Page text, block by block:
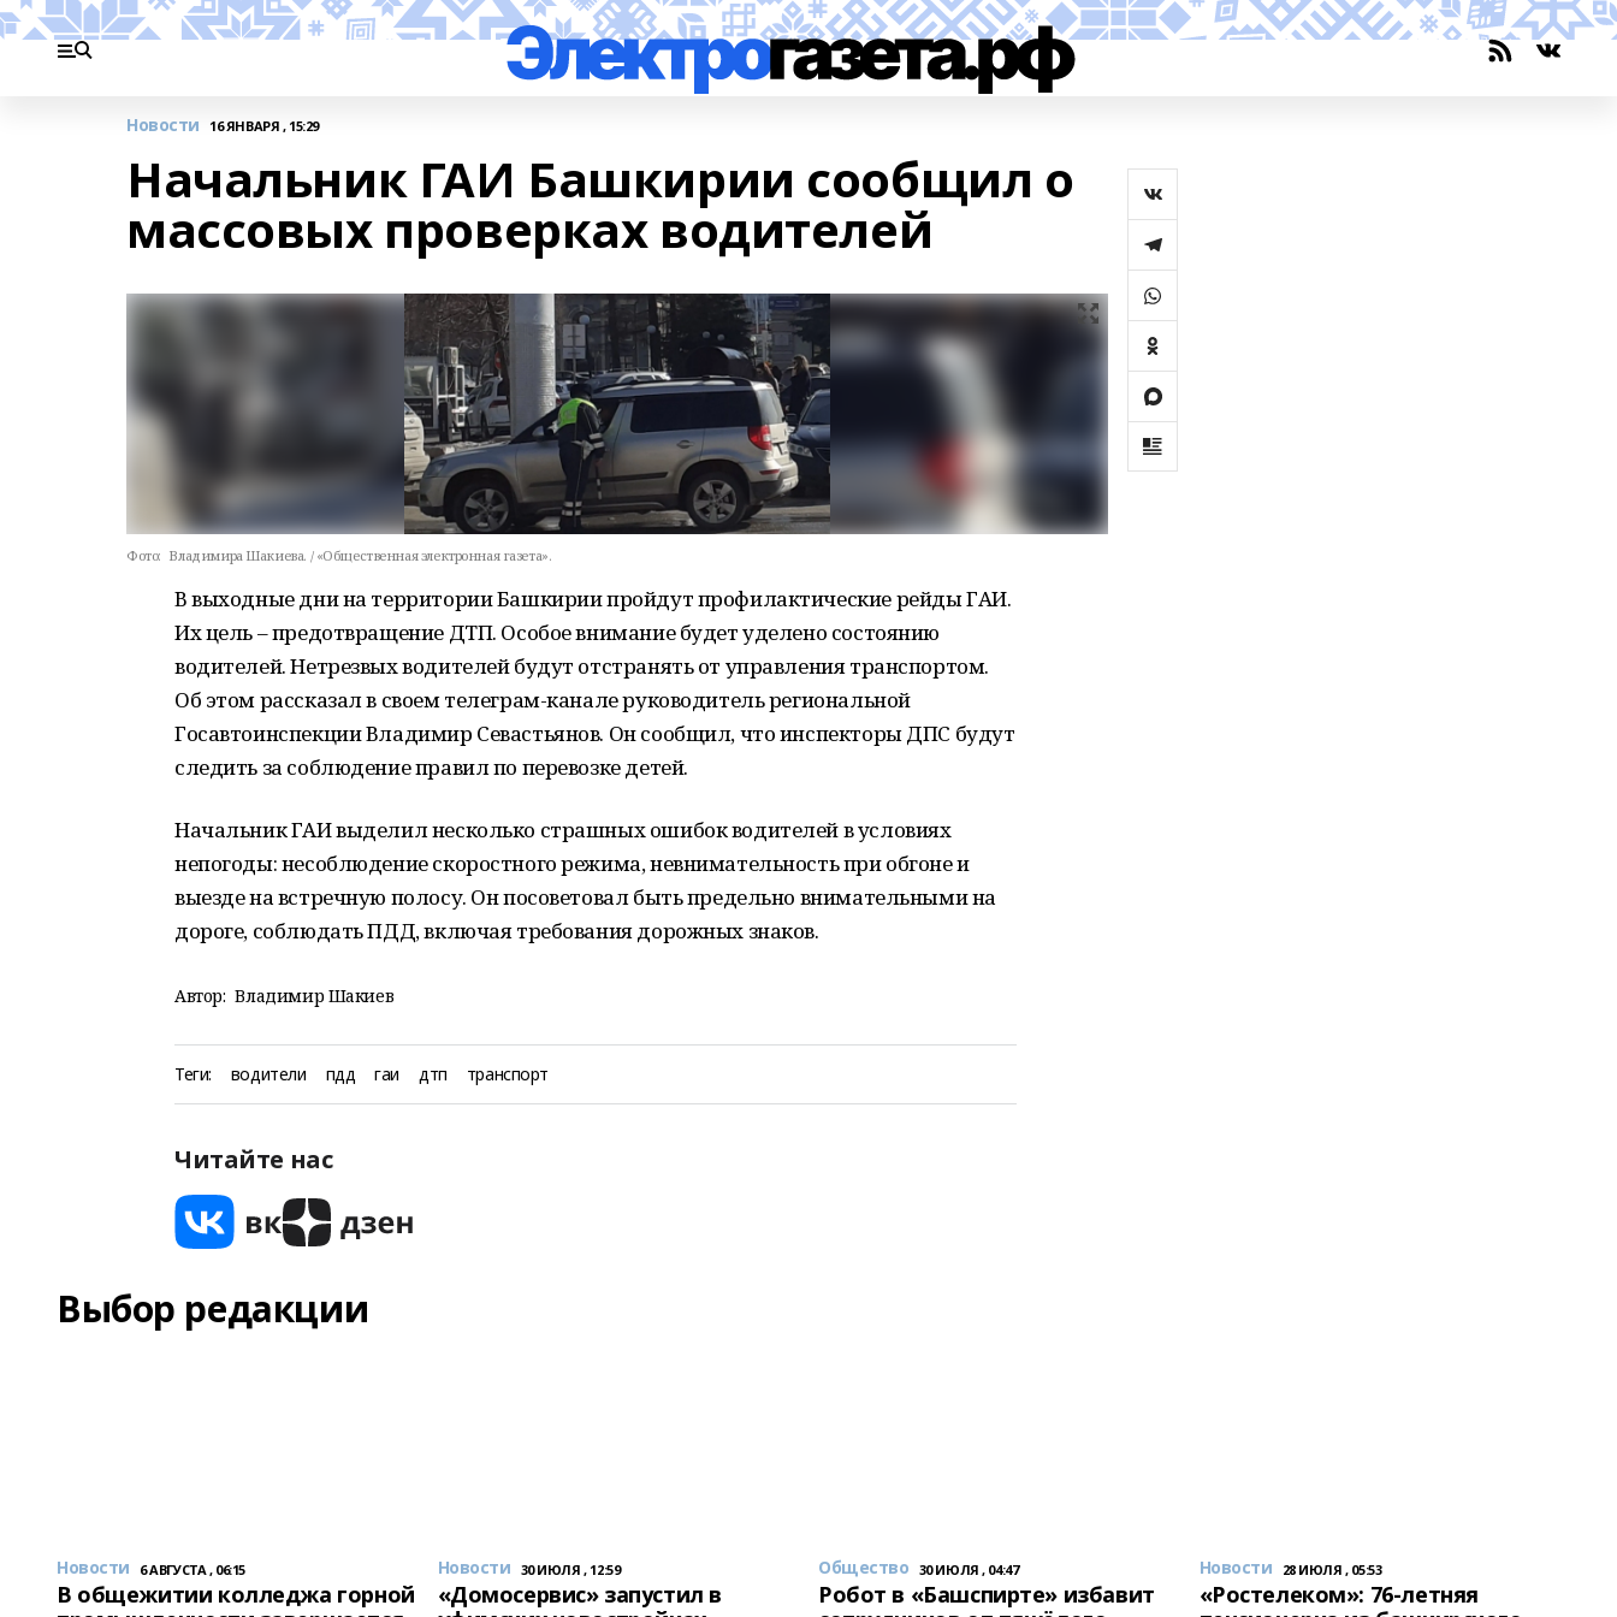
Новости 16 ЯНВАРЯ , 15:29
Начальник ГАИ Башкирии сообщил о
массовых проверках водителей
Фото: Владимира Шакиева. / «Общественная электронная газета».
В выходные дни на территории Башкирии пройдут профилактические рейды ГАИ.
Их цель – предотвращение ДТП. Особое внимание будет уделено состоянию
водителей. Нетрезвых водителей будут отстранять от управления транспортом.
Об этом рассказал в своем телеграм-канале руководитель региональной
Госавтоинспекции Владимир Севастьянов. Он сообщил, что инспекторы ДПС будут
следить за соблюдение правил по перевозке детей.
Начальник ГАИ выделил несколько страшных ошибок водителей в условиях
непогоды: несоблюдение скоростного режима, невнимательность при обгоне и
выезде на встречную полосу. Он посоветовал быть предельно внимательными на
дороге, соблюдать ПДД, включая требования дорожных знаков.
Автор: Владимир Шакиев
Теги: водители пдд гаи дтп транспорт
Читайте нас
Выбор редакции
Новости 6 АВГУСТА , 06:15
В общежитии колледжа горной
Новости 30 ИЮЛЯ , 12:59
«Домосервис» запустил в
Общество 30 ИЮЛЯ , 04:47
Робот в «Башспирте» избавит
Новости 28 ИЮЛЯ , 05:53
«Ростелеком»: 76-летняя